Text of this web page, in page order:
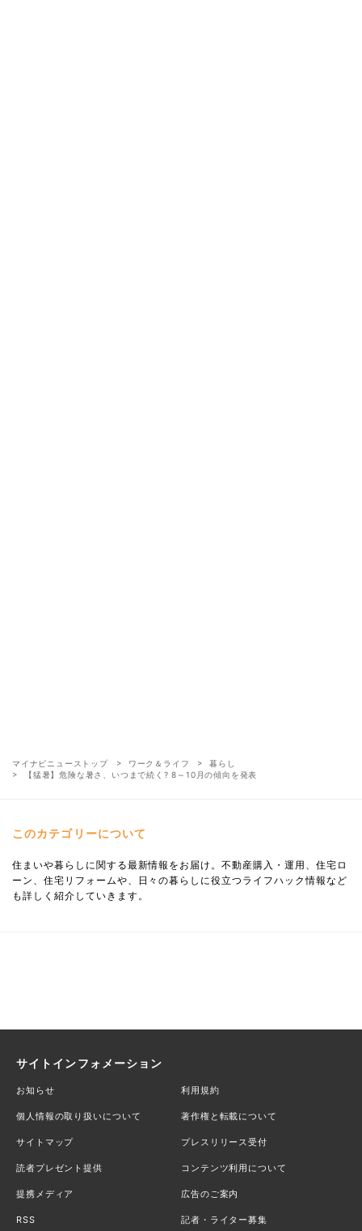
マイナビニューストップ ワーク＆ライフ
暮らし
【猛暑】危険な暑さ、いつまで続く? 8～10月の傾向を発表
このカテゴリーについて
住まいや暮らしに関する最新情報をお届け。不動産購入・運用、住宅ロ
ーン、住宅リフォームや、日々の暮らしに役立つライフハック情報など
も詳しく紹介していきます。
サイトインフォメーション
お知らせ 利用規約
個人情報の取り扱いについて 著作権と転載について
サイトマップ プレスリリース受付
読者プレゼント提供 コンテンツ利用について
提携メディア 広告のご案内
RSS 記者・ライター募集